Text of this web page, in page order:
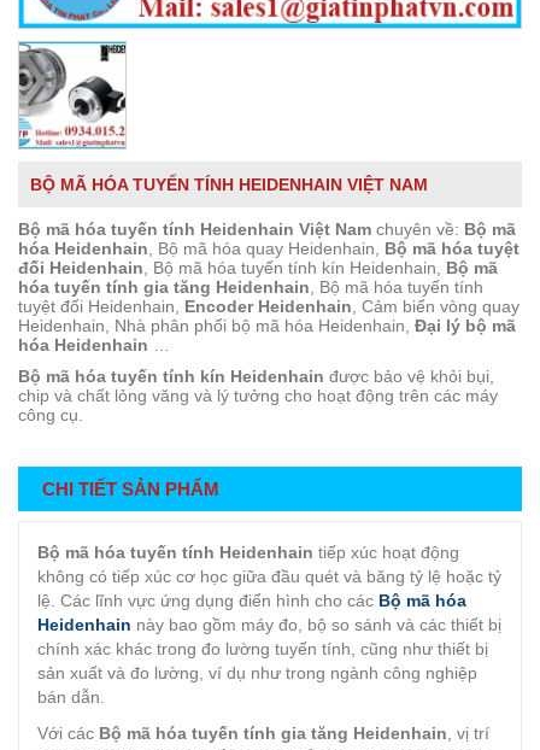
BỘ MÃ HÓA TUYẾN TÍNH HEIDENHAIN VIỆT NAM
Bộ mã hóa tuyến tính Heidenhain Việt Nam chuyên về: Bộ mã
hóa Heidenhain , Bộ mã hóa quay Heidenhain, Bộ mã hóa tuyệt
đối Heidenhain , Bộ mã hóa tuyến tính kín Heidenhain, Bộ mã
hóa tuyến tính gia tăng Heidenhain , Bộ mã hóa tuyến tính
tuyệt đối Heidenhain, Encoder Heidenhain , Cảm biến vòng quay
Heidenhain, Nhà phân phối bộ mã hóa Heidenhain, Đại lý bộ mã
hóa Heidenhain
Bộ mã hóa tuyến tính kín Heidenhain được bảo vệ khỏi bụi,
chip và chất lỏng văng và lý tưởng cho hoạt động trên các máy
công cụ.
CHI TIẾT SẢN PHẨM
Bộ mã hóa tuyến tính Heidenhain tiếp xúc hoạt động
không có tiếp xúc cơ học giữa đầu quét và băng tỷ lệ hoặc tỷ
lệ. Các lĩnh vực ứng dụng điển hình cho các Bộ mã hóa
Heidenhain này bao gồm máy đo, bộ so sánh và các thiết bị
chính xác khác trong đo lường tuyến tính, cũng như thiết bị
sản xuất và đo lường, ví dụ như trong ngành công nghiệp
bán dẫn.
Với các Bộ mã hóa tuyến tính gia tăng Heidenhain , vị trí